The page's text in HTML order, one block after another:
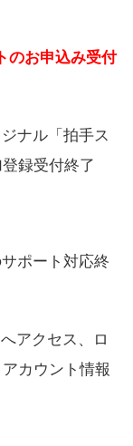
のお申込み受付
ナル「拍手ス
録受付終了
ポート対応終
アクセス、ロ
カウント情報